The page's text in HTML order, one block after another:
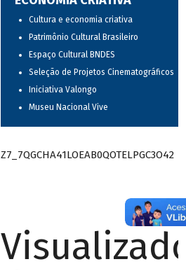
Cultura e economia criativa
Patrimônio Cultural Brasileiro
Espaço Cultural BNDES
Seleção de Projetos Cinematográficos
Iniciativa Valongo
Museu Nacional Vive
Z7_7QGCHA41LOEAB0QOTELPGC3O42
Visualizador